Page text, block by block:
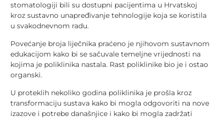
stomatologiji bili su dostupni pacijentima u Hrvatskoj
kroz sustavno unapređivanje tehnologije koja se koristila
u svakodnevnom radu.
Povećanje broja liječnika praćeno je njihovom sustavnom
edukacijom kako bi se sačuvale temeljne vrijednosti na
kojima je poliklinika nastala. Rast poliklinike bio je i ostao
organski.
U proteklih nekoliko godina poliklinika je prošla kroz
transformaciju sustava kako bi mogla odgovoriti na nove
izazove i potrebe današnjice i kako bi mogla zadržati